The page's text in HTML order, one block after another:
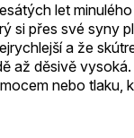
let
si přes své syny
a že
až děsivě
nebo tlaku,